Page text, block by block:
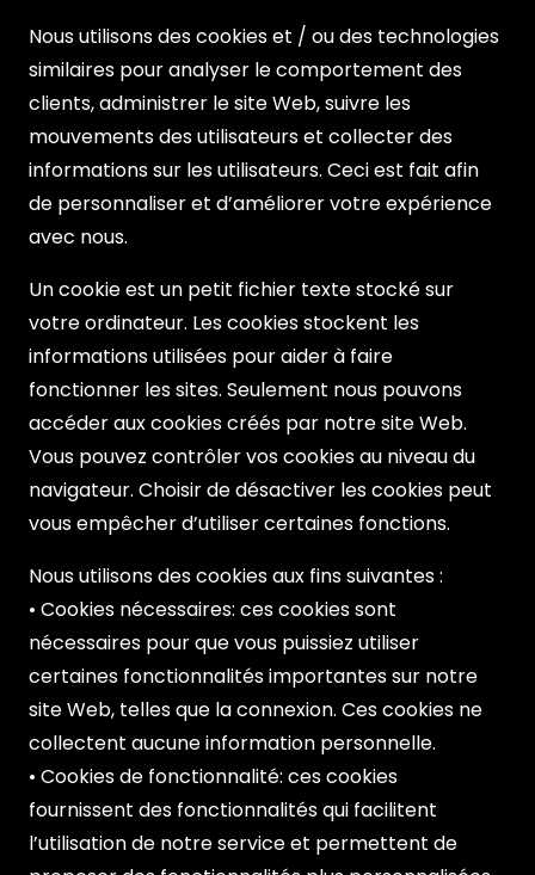
Nous utilisons des cookies et / ou des technologies
similaires pour analyser le comportement des
clients, administrer le site Web, suivre les
mouvements des utilisateurs et collecter des
informations sur les utilisateurs. Ceci est fait afin
de personnaliser et d’améliorer votre expérience
avec nous.
Un cookie est un petit fichier texte stocké sur
votre ordinateur. Les cookies stockent les
informations utilisées pour aider à faire
fonctionner les sites. Seulement nous pouvons
accéder aux cookies créés par notre site Web.
Vous pouvez contrôler vos cookies au niveau du
navigateur. Choisir de désactiver les cookies peut
vous empêcher d’utiliser certaines fonctions.
Nous utilisons des cookies aux fins suivantes :
• Cookies nécessaires: ces cookies sont
nécessaires pour que vous puissiez utiliser
certaines fonctionnalités importantes sur notre
site Web, telles que la connexion. Ces cookies ne
collectent aucune information personnelle.
• Cookies de fonctionnalité: ces cookies
fournissent des fonctionnalités qui facilitent
l’utilisation de notre service et permettent de